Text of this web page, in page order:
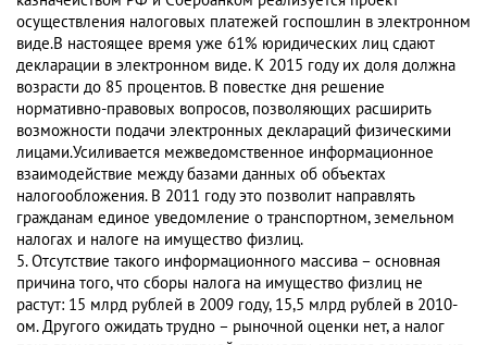
осуществления налоговых платежей госпошлин в электронном
виде.В настоящее время уже 61% юридических лиц сдают
декларации в электронном виде. К 2015 году их доля должна
возрасти до 85 процентов. В повестке дня решение
нормативно-правовых вопросов, позволяющих расширить
возможности подачи электронных деклараций физическими
лицами.Усиливается межведомственное информационное
взаимодействие между базами данных об объектах
налогообложения. В 2011 году это позволит направлять
гражданам единое уведомление о транспортном, земельном
налогах и налоге на имущество физлиц.
5. Отсутствие такого информационного массива – основная
причина того, что сборы налога на имущество физлиц не
растут: 15 млрд рублей в 2009 году, 15,5 млрд рублей в 2010-
ом. Другого ожидать трудно – рыночной оценки нет, а налог